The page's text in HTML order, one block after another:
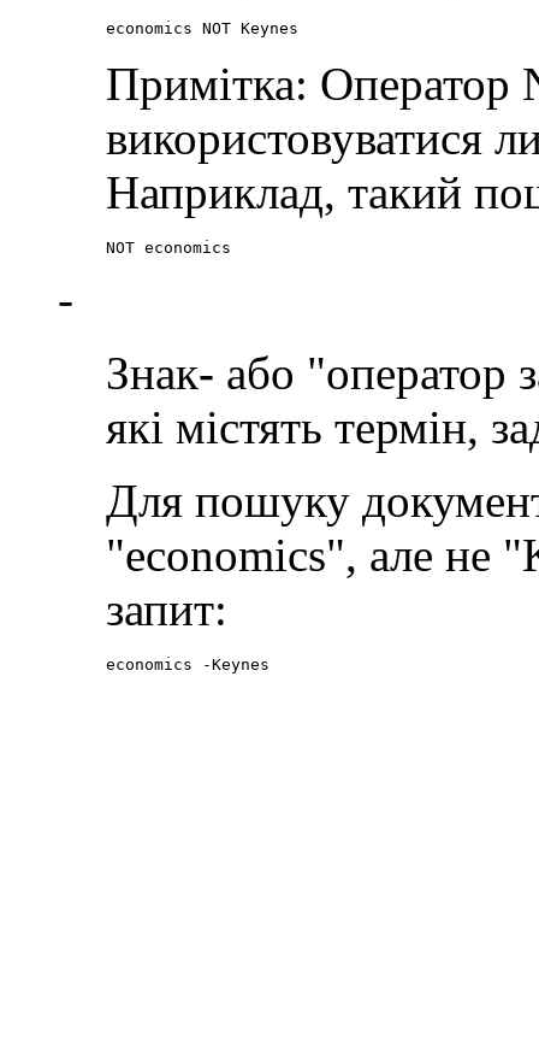
economics NOT Keynes
Примітка: Оператор
використовуватися
Наприклад, такий
NOT economics
-
Знак- або "оператор
які містять термін,
Для пошуку
"economics", але не
запит:
economics -Keynes